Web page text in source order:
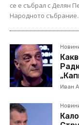
се е събрал с Делян
Народното
Иван